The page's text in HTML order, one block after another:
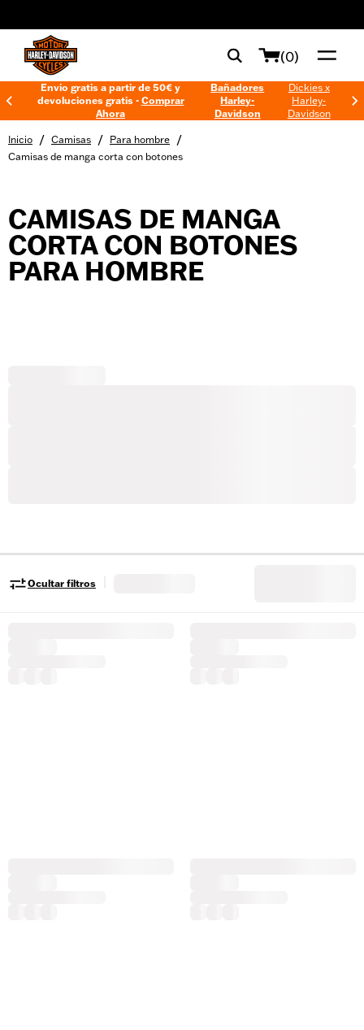
(0)
Envío gratis a partir de 50€ y
devoluciones gratis - Comprar
Ahora
Bañadores
Harley-
Davidson
Dickies x
Harley-
Davidson
Inicio / Camisas / Para hombre /
Camisas de manga corta con botones
CAMISAS DE MANGA
CORTA CON BOTONES
PARA HOMBRE
Ocultar filtros